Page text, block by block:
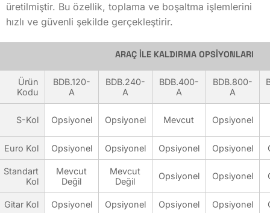
Model
Standart
Standart
Standart
Standart
Mevcut
Opsiyonel
Opsiyonel
Opsiyonel
Opsiyonel
Opsiyonel
Opsiyonel
Opsiyonel
Opsiyonel
Opsiyonel
Opsiyonel
Opsiyonel
üretilmiştir. Bu özellik, toplama ve boşaltma işlemlerini
hızlı ve güvenli şekilde gerçekleştirir.
ARAÇ İLE KALDIRMA OPSİYONLARI
Ürün
Kodu
BDB.120-
A
BDB.240-
A
BDB.400-
A
BDB.800-
A
S-Kol Opsiyonel Opsiyonel Mevcut Opsiyonel
Euro Kol Opsiyonel Opsiyonel Opsiyonel Opsiyonel
Standart
Kol
Mevcut
Değil
Mevcut
Değil
Opsiyonel Opsiyonel
Gitar Kol Opsiyonel Opsiyonel Opsiyonel Opsiyonel